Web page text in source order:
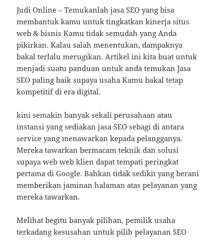
Judi Online – Temukanlah jasa SEO yang bisa
membantuk kamu untuk tingkatkan kinerja situs
web & bisnis Kamu tidak semudah yang Anda
pikirkan. Kalau salah menentukan, dampaknya
bakal terlalu merugikan. Artikel ini kita buat untuk
menjadi suatu panduan untuk anda temukan Jasa
SEO paling baik supaya usaha Kamu bakal tetap
kompetitif di era digital.
kini semakin banyak sekali perusahaan atau
instansi yang sediakan jasa SEO sebagi di antara
service yang menawarkan kepada pelangganya.
Mereka tawarkan bermacam teknik dan solusi
supaya web web klien dapat tempati peringkat
pertama di Google. Bahkan tidak sedikit yang berani
memberikan jaminan halaman atas pelayanan yang
mereka tawarkan.
Melihat begitu banyak pilihan, pemilik usaha
terkadang kesusahan untuk pilih pelayanan SEO